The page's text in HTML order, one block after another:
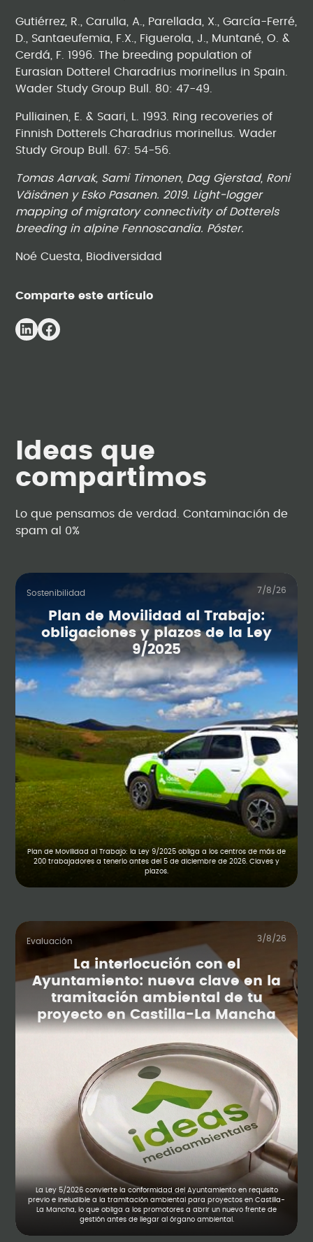
Comparte este artículo
Gutiérrez, R., Carulla, A., Parellada, X., García-Ferré,
D., Santaeufemia, F.X., Figuerola, J., Muntané, O. &
Cerdá, F. 1996. The breeding population of
Eurasian Dotterel Charadrius morinellus in Spain.
Wader Study Group Bull. 80: 47-49.
Pulliainen, E. & Saari, L. 1993. Ring recoveries of
Finnish Dotterels Charadrius morinellus. Wader
Study Group Bull. 67: 54-56.
Tomas Aarvak, Sami Timonen, Dag Gjerstad, Roni
Väisänen y Esko Pasanen. 2019. Light-logger
mapping of migratory connectivity of Dotterels
breeding in alpine Fennoscandia. Póster.
Noé Cuesta, Biodiversidad
Ideas que
compartimos
Lo que pensamos de verdad. Contaminación de
spam al 0%
Sostenibilidad 7/8/26
Plan de Movilidad al Trabajo:
obligaciones y plazos de la Ley
9/2025
Plan de Movilidad al Trabajo: la Ley 9/2025 obliga a los centros de más de
200 trabajadores a tenerlo antes del 5 de diciembre de 2026. Claves y
plazos.
Evaluación 3/8/26
La interlocución con el
Ayuntamiento: nueva clave en la
tramitación ambiental de tu
proyecto en Castilla-La Mancha
La Ley 5/2026 convierte la conformidad del Ayuntamiento en requisito
previo e ineludible a la tramitación ambiental para proyectos en Castilla-
La Mancha, lo que obliga a los promotores a abrir un nuevo frente de
gestión antes de llegar al órgano ambiental.